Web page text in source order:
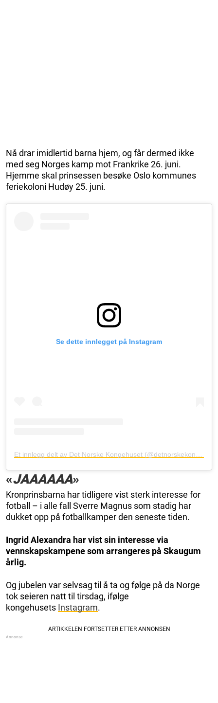
Nå drar imidlertid barna hjem, og får dermed ikke
med seg Norges kamp mot Frankrike 26. juni.
Hjemme skal prinsessen besøke Oslo kommunes
feriekoloni Hudøy 25. juni.
Se dette innlegget på Instagram
«JAAAAAA»
Kronprinsbarna har tidligere vist sterk interesse for
fotball – i alle fall Sverre Magnus som stadig har
dukket opp på fotballkamper den seneste tiden.
Ingrid Alexandra har vist sin interesse via
vennskapskampene som arrangeres på Skaugum
årlig.
Og jubelen var selvsag til å ta og følge på da Norge
tok seieren natt til tirsdag, ifølge
kongehusets Instagram.